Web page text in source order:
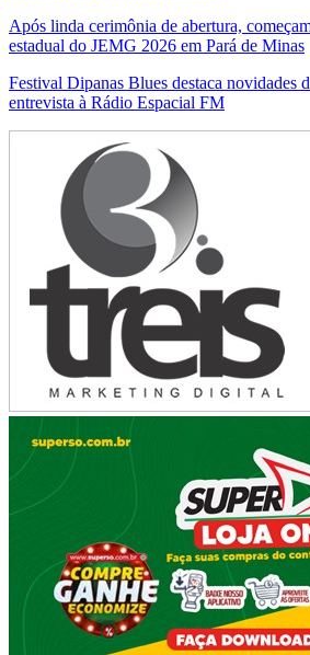
Após linda cerimônia de abertura,
estadual do JEMG 2026 em Pará de Minas
Festival Dipanas Blues destaca novidades
entrevista à Rádio Espacial FM